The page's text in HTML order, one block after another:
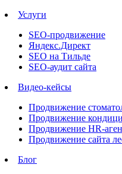
Услуги
SEO-продвижение
Яндекс.Директ
SEO на Тильде
SEO-аудит сайта
Видео-кейсы
Продвижение
Продвижение
Продвижение HR-
Продвижение сайта
Блог